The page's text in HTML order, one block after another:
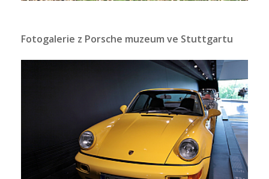
Fotogalerie z Porsche muzeum ve Stuttgartu